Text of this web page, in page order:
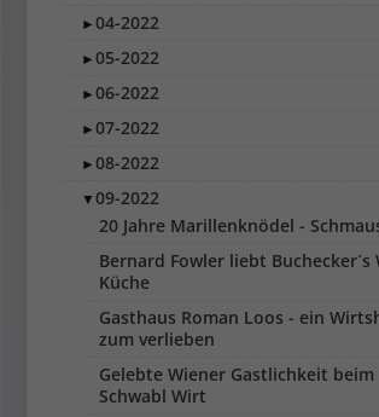
►04-2022
►05-2022
►06-2022
►07-2022
►08-2022
▼09-2022
20 Jahre Marillenknödel -
Bernard Fowler liebt Buchecker´s
Küche
Gasthaus Roman Loos - ein
zum verlieben
Gelebte Wiener Gastlichkeit beim
Schwabl Wirt